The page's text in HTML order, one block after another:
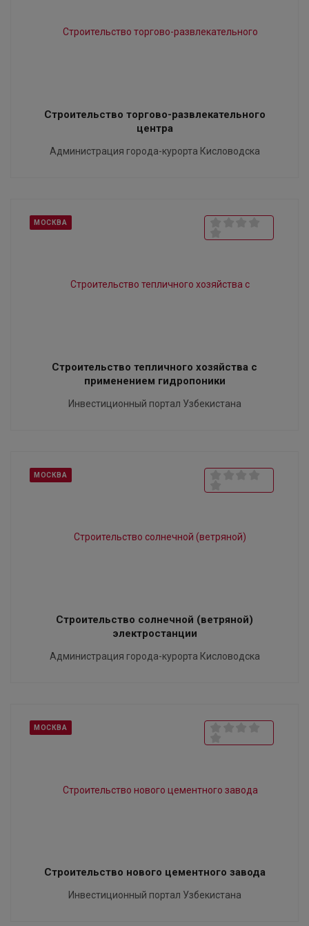
Строительство торгово-развлекательного
центра
Администрация города-курорта Кисловодска
МОСКВА
Строительство тепличного хозяйства с
применением гидропоники
Инвестиционный портал Узбекистана
МОСКВА
Строительство солнечной (ветряной)
электростанции
Администрация города-курорта Кисловодска
МОСКВА
Строительство нового цементного завода
Инвестиционный портал Узбекистана